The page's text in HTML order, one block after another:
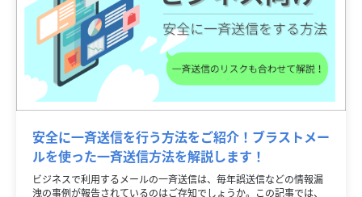
安全に一斉送信を行う方法をご紹介！ブラストメー
ルを使った一斉送信方法を解説します！
ビジネスで利用するメールの一斉送信は、毎年誤送信などの情報漏
洩の事例が報告されているのはご存知でしょうか。この記事では、